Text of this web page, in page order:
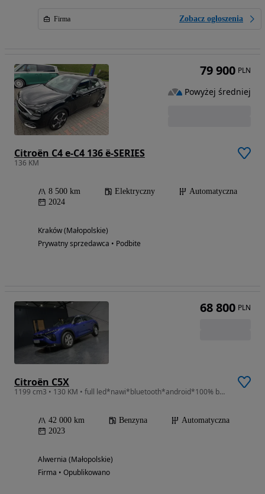
Firma Zobacz ogłoszenia
Citroën C4 e-C4 136 ë-SERIES
136 KM
8 500 km Elektryczny
Automatyczna
2024
Kraków (Małopolskie)
Prywatny sprzedawca • Podbite
79 900 PLN
Powyżej średniej
Citroën C5X
1199 cm3 • 130 KM • full led*nawi*bluetooth*android*100% bezwypadkowy*automat*jak nowy
42 000 km Benzyna
Automatyczna
2023
Alwernia (Małopolskie)
Firma • Opublikowano
68 800 PLN